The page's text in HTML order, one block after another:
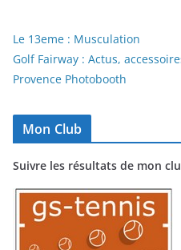
Le 13eme : Musculation
Golf Fairway : Actus,
Provence Photobooth
Mon Club
Suivre les résultats de mon